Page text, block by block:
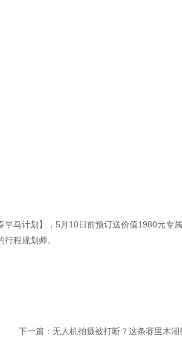
鸟计划】，5月10日前预订送价值1980元专
程规划师。
下一篇： 无人机拍摄被打断？这条赛里木